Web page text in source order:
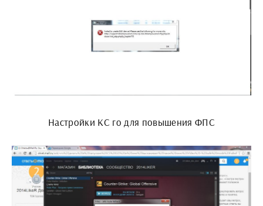
Настройки КС го для повышения ФПС